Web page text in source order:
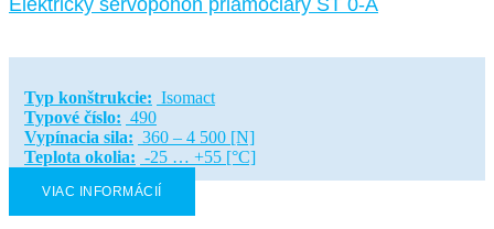
Typ konštrukcie: Isomact
Typové číslo: 490
Vypínacia sila: 360 – 4 500 [N]
Teplota okolia: -25 … +55 [°C]
VIAC INFORMÁCIÍ